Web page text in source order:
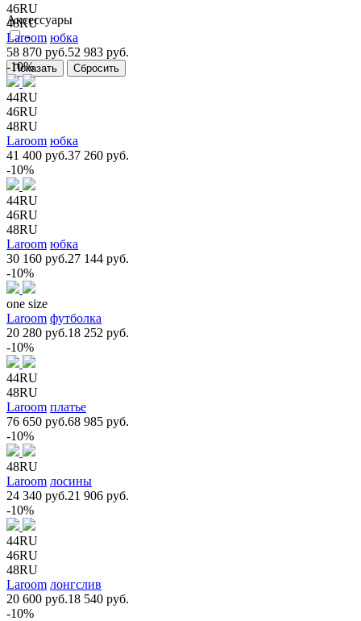
Аксессуары
-
46RU
48RU
Laroom юбка
58 870 руб.52 983 руб.
-10%
44RU
46RU
48RU
Laroom юбка
41 400 руб.37 260 руб.
-10%
44RU
46RU
48RU
Laroom юбка
30 160 руб.27 144 руб.
-10%
one size
Laroom футболка
20 280 руб.18 252 руб.
-10%
44RU
48RU
Laroom платье
76 650 руб.68 985 руб.
-10%
48RU
Laroom лосины
24 340 руб.21 906 руб.
-10%
44RU
46RU
48RU
Laroom лонгслив
20 600 руб.18 540 руб.
-10%